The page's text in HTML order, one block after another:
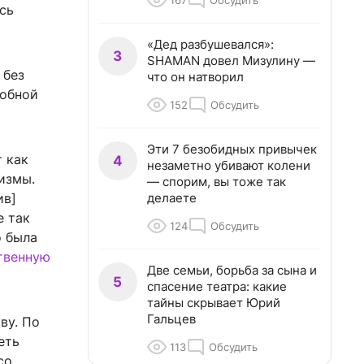
как
так
была
По
3
«Дед разбушевался»:
SHAMAN довел Мизулину —
что он натворил
152 Обсудить
4
Эти 7 безобидных привычек
незаметно убивают колени
— спорим, вы тоже так
делаете
124 Обсудить
5
Две семьи, борьба за сына и
спасение театра: какие
тайны скрывает Юрий
Гальцев
113 Обсудить